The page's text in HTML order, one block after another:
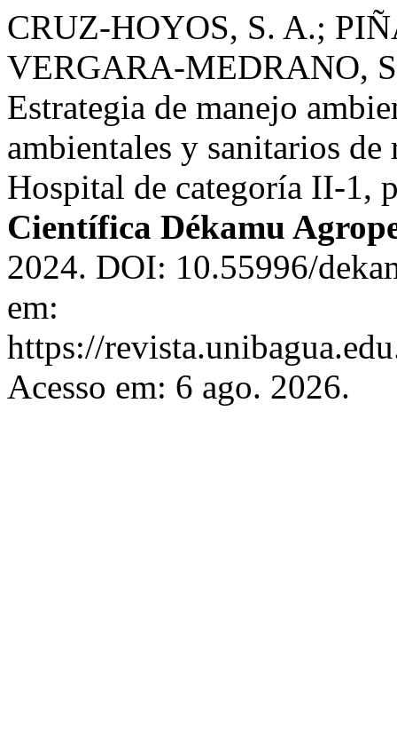
CRUZ-HOYOS, S. A.;
VERGARA-MEDRANO,
Estrategia de manejo
ambientales y sanitarios
Hospital de categoría II-1,
Científica Dékamu
2024. DOI: 10.55996/
em:
https://
Acesso em: 6 ago. 2026.